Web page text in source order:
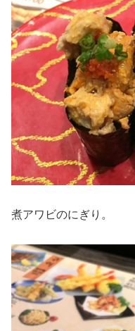
煮アワビのにぎり。